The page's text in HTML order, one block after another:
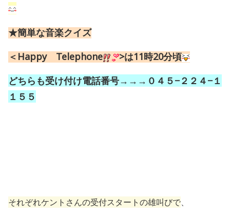
★簡単な音楽クイズ
＜Happy Telephone
>は11時20分頃
どちらも受け付け電話番号→→→０４５−２２４−１
１５５
それぞれケントさんの受付スタートの雄叫びで、